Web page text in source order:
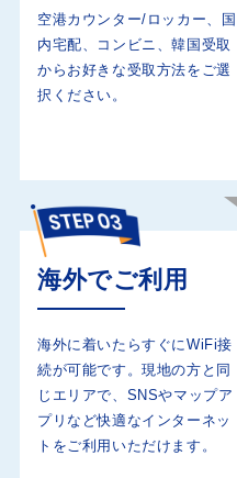
空港カウンター/ロッカー、国
内宅配、コンビニ、韓国受取
からお好きな受取方法をご選
択ください。
海外でご利用
海外に着いたらすぐにWiFi接
続が可能です。現地の方と同
じエリアで、SNSやマップア
プリなど快適なインターネッ
トをご利用いただけます。